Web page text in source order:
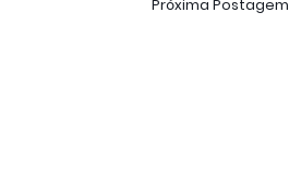
Próxima Postagem